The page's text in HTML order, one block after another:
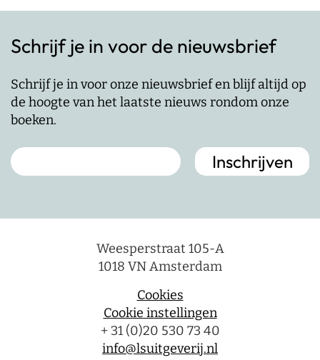
Schrijf je in voor de nieuwsbrief
Schrijf je in voor onze nieuwsbrief en blijf altijd op
de hoogte van het laatste nieuws rondom onze
boeken.
Weesperstraat 105-A
1018 VN Amsterdam
Cookies
Cookie instellingen
+ 31 (0)20 530 73 40
info@lsuitgeverij.nl